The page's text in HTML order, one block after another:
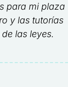
para mi plaza
y las tutorías
las leyes.